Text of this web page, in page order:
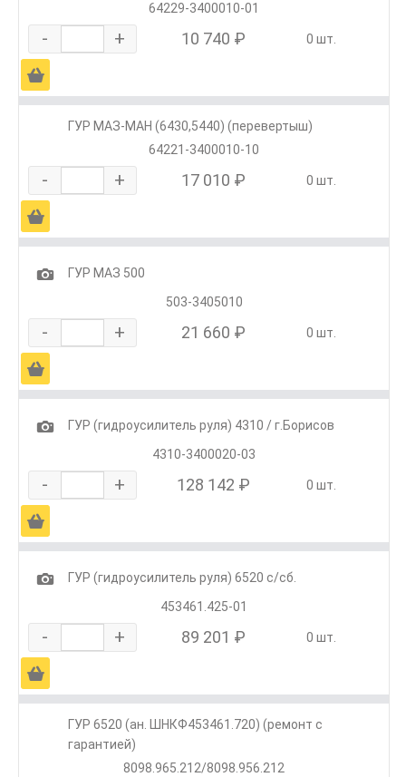
64229-3400010-01
- + 10 740 ₽ 0 шт.
Ä
ГУР МАЗ-МАН (6430,5440) (перевертыш)
64221-3400010-10
- + 17 010 ₽ 0 шт.
Ä
1
ГУР МАЗ 500
503-3405010
- + 21 660 ₽ 0 шт.
Ä
1
ГУР (гидроусилитель руля) 4310 / г.Борисов
4310-3400020-03
- + 128 142 ₽ 0 шт.
Ä
1
ГУР (гидроусилитель руля) 6520 с/сб.
453461.425-01
- + 89 201 ₽ 0 шт.
Ä
ГУР 6520 (ан. ШНКФ453461.720) (ремонт с
гарантией)
8098.965.212/8098.956.212